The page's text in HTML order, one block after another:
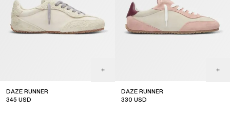
DAZE RUNNER
345 USD
DAZE RUNNER
330 USD